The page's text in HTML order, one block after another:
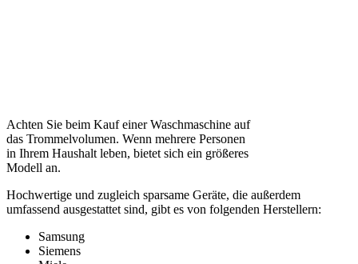
Achten Sie beim Kauf einer Waschmaschine auf
das Trom­mel­vo­lu­men. Wenn mehrere Personen
in Ihrem Haushalt leben, bietet sich ein größeres
Modell an.
Hochwertige und zugleich sparsame Geräte, die außerdem
umfassend ausgestattet sind, gibt es von folgenden Herstellern:
Samsung
Siemens